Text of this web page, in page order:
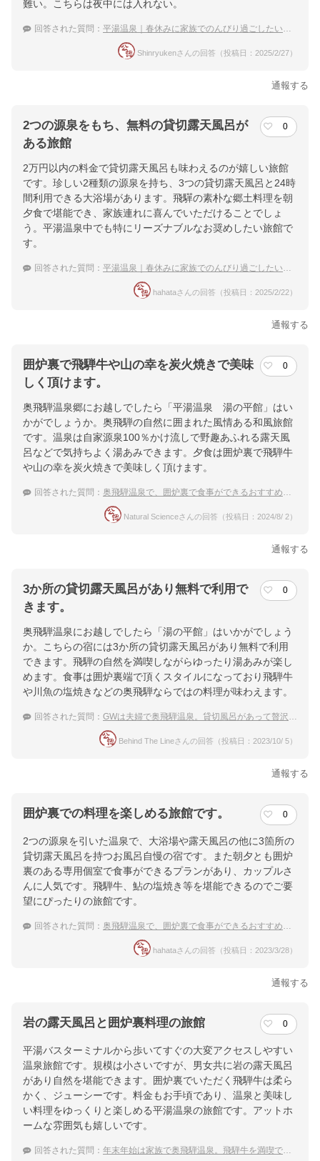
難い。こちらは夜中には入れない。
回答された質問： 平湯温泉｜春休みに家族でのんびり過ごしたい！宿のおすすめは？
Shinryukenさんの回答（投稿日：2025/2/27）
通報する
2つの源泉をもち、無料の貸切露天風呂が
ある旅館
0
2万円以内の料金で貸切露天風呂も味わえるのが嬉しい旅館
です。珍しい2種類の源泉を持ち、3つの貸切露天風呂と24時
間利用できる大浴場があります。飛驒の素朴な郷土料理を朝
夕食で堪能でき、家族連れに喜んでいただけることでしょ
う。平湯温泉中でも特にリーズナブルなお奨めしたい旅館で
す。
回答された質問： 平湯温泉｜春休みに家族でのんびり過ごしたい！宿のおすすめは？
hahataさんの回答（投稿日：2025/2/22）
通報する
囲炉裏で飛騨牛や山の幸を炭火焼きで美味
しく頂けます。
0
奥飛騨温泉郷にお越しでしたら「平湯温泉 湯の平館」はい
かがでしょうか。奥飛騨の自然に囲まれた風情ある和風旅館
です。温泉は自家源泉100％かけ流しで野趣あふれる露天風
呂などで気持ちよく湯あみできます。夕食は囲炉裏で飛騨牛
や山の幸を炭火焼きで美味しく頂けます。
回答された質問： 奥飛騨温泉で、囲炉裏で食事ができるおすすめの温泉宿を教えてください。
Natural Scienceさんの回答（投稿日：2024/8/ 2）
通報する
3か所の貸切露天風呂があり無料で利用で
きます。
0
奥飛騨温泉にお越しでしたら「湯の平館」はいかがでしょう
か。こちらの宿には3か所の貸切露天風呂があり無料で利用
できます。飛騨の自然を満喫しながらゆったり湯あみが楽し
めます。食事は囲炉裏端で頂くスタイルになっており飛騨牛
や川魚の塩焼きなどの奥飛騨ならではの料理が味わえます。
回答された質問： GWは夫婦で奥飛騨温泉。貸切風呂があって贅沢な食事をいただける宿は？
Behind The Lineさんの回答（投稿日：2023/10/ 5）
通報する
囲炉裏での料理を楽しめる旅館です。 0
2つの源泉を引いた温泉で、大浴場や露天風呂の他に3箇所の
貸切露天風呂を持つお風呂自慢の宿です。また朝夕とも囲炉
裏のある専用個室で食事ができるプランがあり、カップルさ
んに人気です。飛騨牛、鮎の塩焼き等を堪能できるのでご要
望にぴったりの旅館です。
回答された質問： 奥飛騨温泉で、囲炉裏で食事ができるおすすめの温泉宿を教えてください。
hahataさんの回答（投稿日：2023/3/28）
通報する
岩の露天風呂と囲炉裏料理の旅館 0
平湯バスターミナルから歩いてすぐの大変アクセスしやすい
温泉旅館です。規模は小さいですが、男女共に岩の露天風呂
があり自然を堪能できます。囲炉裏でいただく飛騨牛は柔ら
かく、ジューシーです。料金もお手頃であり、温泉と美味し
い料理をゆっくりと楽しめる平湯温泉の旅館です。アットホ
ームな雰囲気も嬉しいです。
回答された質問： 年末年始は家族で奥飛騨温泉。飛騨牛を満喫できるおすすめの宿は？